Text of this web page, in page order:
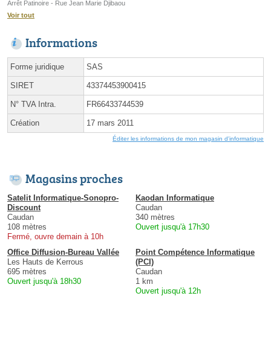
Arrêt Patinoire - Rue Jean Marie Djibaou
Voir tout
Informations
Forme juridique SAS
SIRET 43374453900415
N° TVA Intra. FR66433744539
Création 17 mars 2011
Éditer les informations de mon magasin d'informatique
Magasins proches
Satelit Informatique-Sonopro-
Discount
Caudan
108 mètres
Fermé, ouvre demain à 10h
Kaodan Informatique
Caudan
340 mètres
Ouvert jusqu'à 17h30
Office Diffusion-Bureau Vallée
Les Hauts de Kerrous
695 mètres
Ouvert jusqu'à 18h30
Point Compétence Informatique
(PCI)
Caudan
1 km
Ouvert jusqu'à 12h